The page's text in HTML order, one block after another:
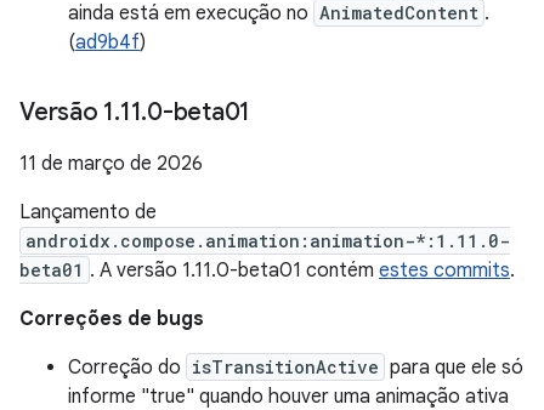
ainda está em execução no AnimatedContent .
(ad9b4f)
Versão 1.11.0-beta01
11 de março de 2026
Lançamento de
androidx.compose.animation:animation-*:1.11.0-
beta01 . A versão 1.11.0-beta01 contém estes commits.
Correções de bugs
Correção do isTransitionActive para que ele só
informe "true" quando houver uma animação ativa